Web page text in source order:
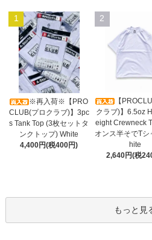
1
※再入荷※【PRO
CLUB(プロクラブ)】3pc
s Tank Top (3枚セットタ
ンクトップ) White
4,400円(税400円)
2
【
クラブ)】6.5oz
eight Crewneck
オンス半そでTシ
hite
2,640円(税
もっと見